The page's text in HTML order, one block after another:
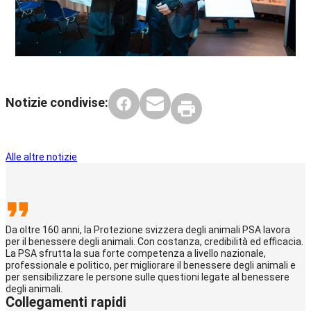
Notizie condivise:
Alle altre notizie
Da oltre 160 anni, la Protezione svizzera degli animali PSA lavora
per il benessere degli animali. Con costanza, credibilità ed efficacia.
La PSA sfrutta la sua forte competenza a livello nazionale,
professionale e politico, per migliorare il benessere degli animali e
per sensibilizzare le persone sulle questioni legate al benessere
degli animali.
Collegamenti rapidi